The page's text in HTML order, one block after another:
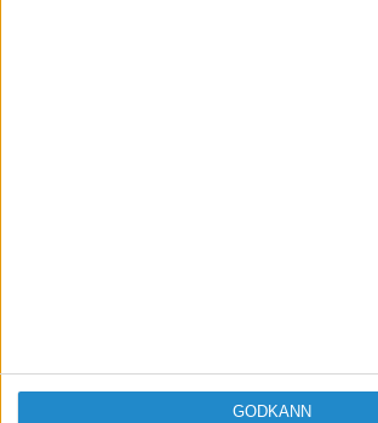
GODKÄNN